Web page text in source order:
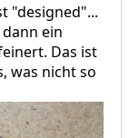
"designed"...
ein
Das ist
was nicht so